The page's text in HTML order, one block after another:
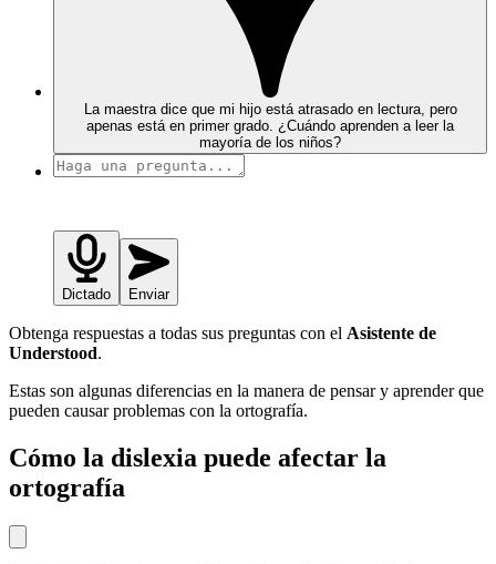
La maestra dice que mi hijo está atrasado en lectura, pero
apenas está en primer grado. ¿Cuándo aprenden a leer la
mayoría de los niños?
Dictado Enviar
Obtenga respuestas a todas sus preguntas con el Asistente de
Understood.
Estas son algunas diferencias en la manera de pensar y aprender que
pueden causar problemas con la ortografía.
Cómo la dislexia puede afectar la
ortografía